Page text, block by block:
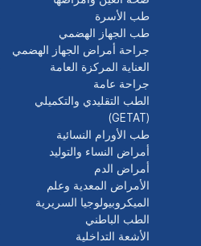
طب الأسرة
طب الجهاز الهضمي
جراحة أمراض الجهاز الهضمي
العناية المركزة العامة
جراحة عامة
الطب التقليدي والتكميلي
(GETAT)
طب الأورام النسائية
أمراض النساء والتوليد
أمراض الدم
الأمراض المعدية وعلم
الميكروبيولوجيا السريرية
الطب الباطني
الأشعة التداخلية